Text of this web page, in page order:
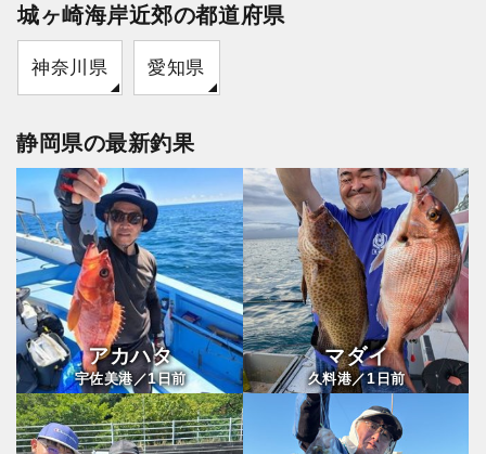
城ヶ崎海岸近郊の都道府県
神奈川県 愛知県
静岡県の最新釣果
アカハタ
宇佐美港／1日前
マダイ
久料港／1 日前